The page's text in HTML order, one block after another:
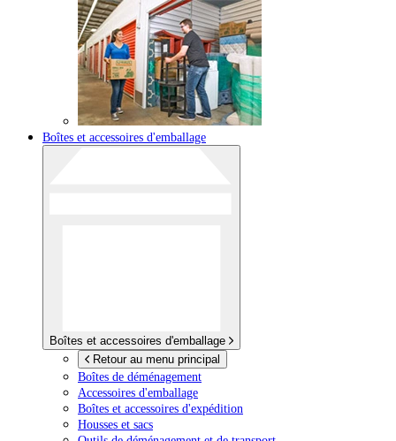
Boîtes et accessoires d'emballage
Boîtes et accessoires d'emballage
Retour au menu principal
Boîtes de déménagement
Accessoires d'emballage
Boîtes et accessoires d'expédition
Housses et sacs